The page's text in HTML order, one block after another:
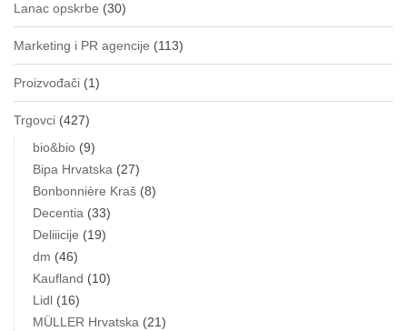
Lanac opskrbe (30)
Marketing i PR agencije (113)
Proizvođači (1)
Trgovci (427)
bio&bio (9)
Bipa Hrvatska (27)
Bonbonnière Kraš (8)
Decentia (33)
Deliiicije (19)
dm (46)
Kaufland (10)
Lidl (16)
MÜLLER Hrvatska (21)